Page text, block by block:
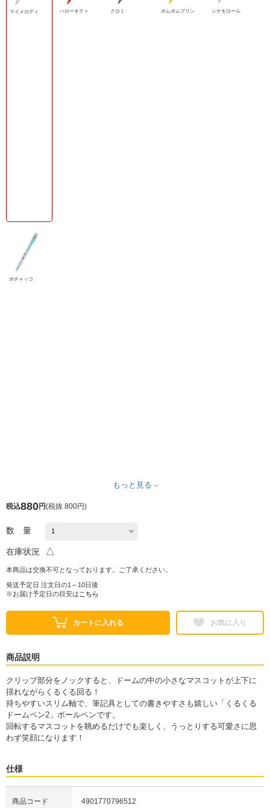
マイメロディ ハローキティ クロミ ポムポムプリン シナモロール
ポチャッコ
もっと見る
税込880円(税抜 800円)
数 量
在庫状況 △
本商品は交換不可となっております。ご了承ください。
発送予定日 注文日の1～10日後
※お届け予定日の目安は こちら
カートに入れる お気に入り
商品説明
クリップ部分をノックすると、ドームの中の小さなマスコットが上下に
揺れながらくるくる回る！
持ちやすいスリム軸で、筆記具としての書きやすさも嬉しい「くるくる
ドームペン2」ボールペンです。
回転するマスコットを眺めるだけでも楽しく、うっとりする可愛さに思
わず笑顔になります！
仕様
商品コード 4901770796512